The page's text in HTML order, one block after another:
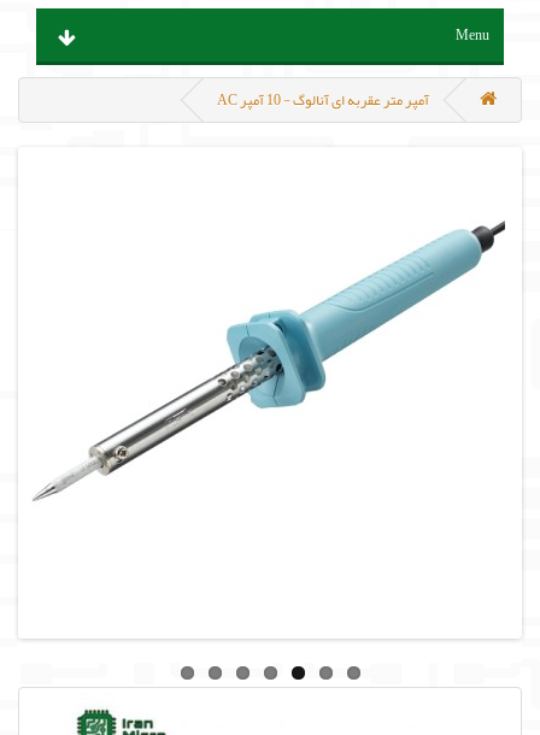
Menu
ابزار آلات و تجهیزات
سنسور و ماژول
پروگرامر ، هدربورد و مینی کامپیوتر
منابع تغذیه و باتری
آمپر متر عقربه ای آنالوگ - 10 آمپر AC